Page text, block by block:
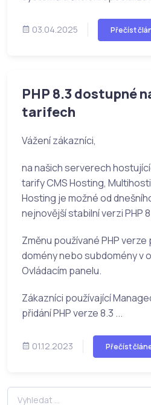
03.04.2025 Přečíst
PHP 8.3 dostupné
tarifech
Vážení zákazníci,
na našich serverech
tarify CMS Hosting,
Hosting je možné od
nejnovější stabilní verzi PHP
Změnu používané PHP
domény nebo subdomény v
Ovládacím panelu.
Zákazníci používající
přidání PHP verze 8.3 ...
01.12.2023 Přečíst